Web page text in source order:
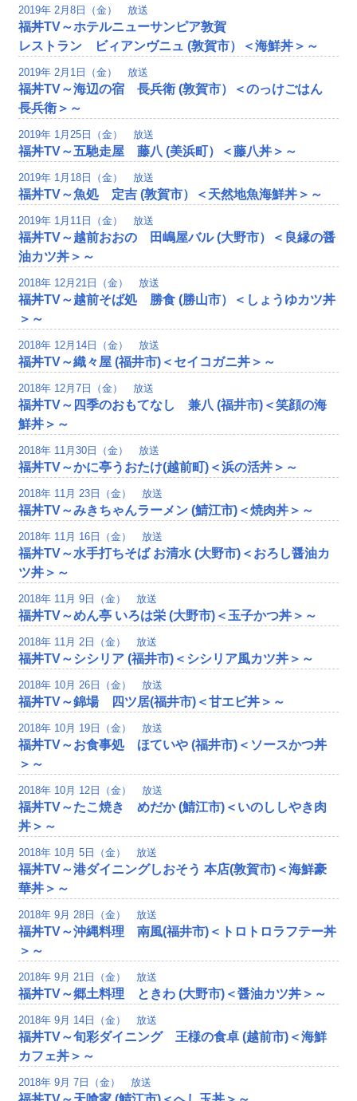
2019年 2月8日（金） 放送
福丼TV～ホテルニューサンピア敦賀
レストラン ビィアンヴニュ (敦賀市）＜海鮮丼＞～
2019年 2月1日（金） 放送
福丼TV～海辺の宿 長兵衛 (敦賀市）＜のっけごはん
長兵衛＞～
2019年 1月25日（金） 放送
福丼TV～五馳走屋 藤八 (美浜町）＜藤八丼＞～
2019年 1月18日（金） 放送
福丼TV～魚処 定吉 (敦賀市）＜天然地魚海鮮丼＞～
2019年 1月11日（金） 放送
福丼TV～越前おおの 田嶋屋バル (大野市）＜良縁の醤
油カツ丼＞～
2018年 12月21日（金） 放送
福丼TV～越前そば処 勝食 (勝山市）＜しょうゆカツ丼
＞～
2018年 12月14日（金） 放送
福丼TV～織々屋 (福井市)＜セイコガニ丼＞～
2018年 12月7日（金） 放送
福丼TV～四季のおもてなし 兼八 (福井市)＜笑顔の海
鮮丼＞～
2018年 11月30日（金） 放送
福丼TV～かに亭うおたけ(越前町)＜浜の活丼＞～
2018年 11月 23日（金） 放送
福丼TV～みきちゃんラーメン (鯖江市)＜焼肉丼＞～
2018年 11月 16日（金） 放送
福丼TV～水手打ちそば お清水 (大野市)＜おろし醤油カ
ツ丼＞～
2018年 11月 9日（金） 放送
福丼TV～めん亭 いろは栄 (大野市)＜玉子かつ丼＞～
2018年 11月 2日（金） 放送
福丼TV～シシリア (福井市)＜シシリア風カツ丼＞～
2018年 10月 26日（金） 放送
福丼TV～錦場 四ツ居(福井市)＜甘エビ丼＞～
2018年 10月 19日（金） 放送
福丼TV～お食事処 ほていや (福井市)＜ソースかつ丼
＞～
2018年 10月 12日（金） 放送
福丼TV～たこ焼き めだか (鯖江市)＜いのししやき肉
丼＞～
2018年 10月 5日（金） 放送
福丼TV～港ダイニングしおそう 本店(敦賀市)＜海鮮豪
華丼＞～
2018年 9月 28日（金） 放送
福丼TV～沖縄料理 南風(福井市)＜トロトロラフテー丼
＞～
2018年 9月 21日（金） 放送
福丼TV～郷土料理 ときわ (大野市)＜醤油カツ丼＞～
2018年 9月 14日（金） 放送
福丼TV～旬彩ダイニング 王様の食卓 (越前市)＜海鮮
カフェ丼＞～
2018年 9月 7日（金） 放送